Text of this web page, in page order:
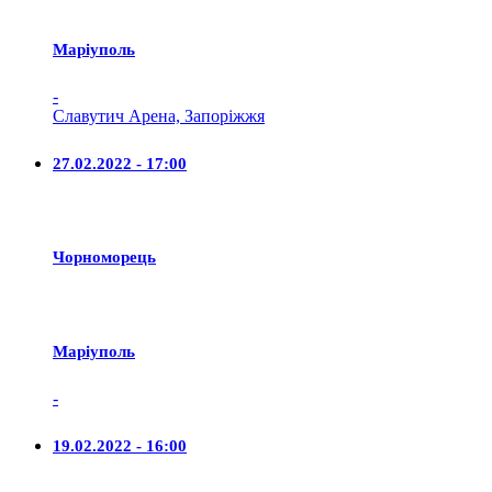
Маріуполь
-
Славутич Арена, Запоріжжя
27.02.2022 - 17:00
Чорноморець
Маріуполь
-
19.02.2022 - 16:00